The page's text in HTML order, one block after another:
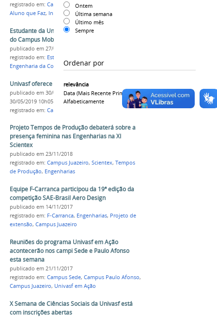
Ontem
Última semana
Último mês
Sempre
Ordenar por
relevância
Data (mais Recente Primeiro)
Alfabeticamente
registrado em: Campus Juazeiro,Engenharia Elétrica
Aluno que Faz, Iniciação Científica
Estudante da Univasf é premiado na 9ª edição
do Campus Mobile
publicado em 27/05/2021
registrado em: Estudante que Faz
Engenharia da Computação, Campus Juazeiro
Univasf oferece oficinas gratuitas de arte
publicado em 30/05/2019—última modificação
em
30/05/2019 10h05
registrado em: Cartes Campus Juazeiro
Projeto Tempos de Produção debaterá sobre a
presença feminina nas Engenharias na XI
Scientex
publicado em 23/11/2018
registrado em: Campus Juazeiro, Scientex, Tempos
de Produção, Engenharias
Equipe F-Carranca participou da 19ª edição da
competição SAE-Brasil Aero Design
publicado em 14/11/2017
registrado em: F-Carranca, Engenharias, Projeto de
extensão, Campus Juazeiro
Reuniões do programa Univasf em Ação
acontecerão nos campi Sede e Paulo Afonso
esta semana
publicado em 21/11/2017
registrado em: Campus Sede, Campus Paulo Afonso,
Campus Juazeiro, Univasf em Ação
X Semana de Ciências Sociais da Univasf está
com inscrições abertas